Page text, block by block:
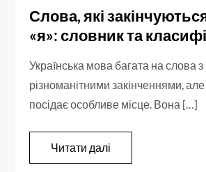
Слова, які
«я»: словник та
Українська мова багата на слова з
різноманітними закінченнями, але
посідає особливе місце. Вона […]
Читати далі